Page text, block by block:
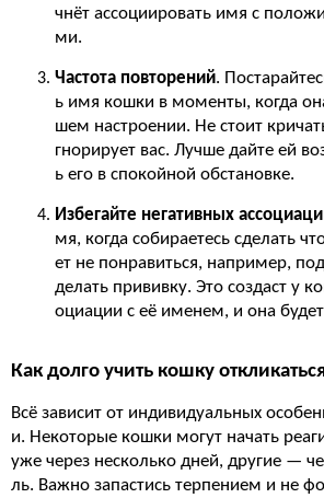
чнёт ассоциировать имя с
ми.
Частота повторений.
ь имя кошки в моменты, когда
шем настроении. Не стоит
гнорирует вас. Лучше дайте ей
ь его в спокойной обстановке.
Избегайте негативных
мя, когда собираетесь сделать
ет не понравиться, например,
делать прививку. Это создаст у
оциации с её именем, и она будет
Как долго учить кошку
Всё зависит от индивидуальных
и. Некоторые кошки могут начать
уже через несколько дней, другие —
ль. Важно запастись терпением и не